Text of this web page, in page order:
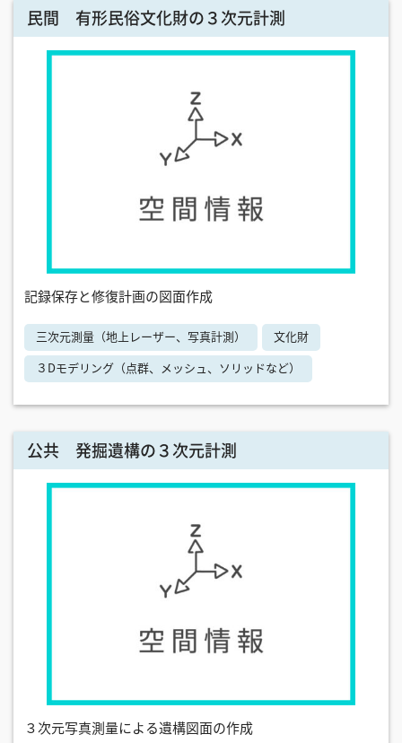
民間 有形民俗文化財の３次元計測
記録保存と修復計画の図面作成
三次元測量（地上レーザー、写真計測） 文化財
３Dモデリング（点群、メッシュ、ソリッドなど）
公共 発掘遺構の３次元計測
３次元写真測量による遺構図面の作成